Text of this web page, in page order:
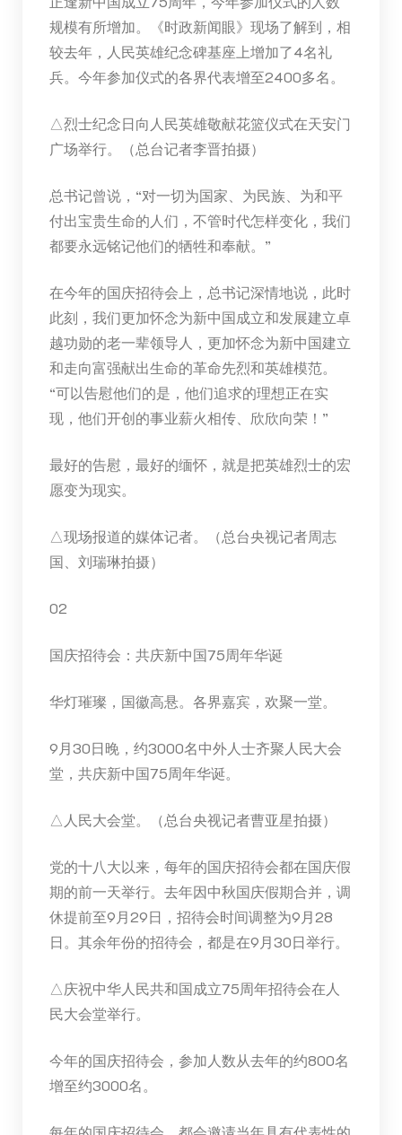
规模有所增加。《时政新闻眼》现场了解到，相
较去年，人民英雄纪念碑基座上增加了4名礼
兵。今年参加仪式的各界代表增至2400多名。
△烈士纪念日向人民英雄敬献花篮仪式在天安门
广场举行。（总台记者李晋拍摄）
总书记曾说，“对一切为国家、为民族、为和平
付出宝贵生命的人们，不管时代怎样变化，我们
都要永远铭记他们的牺牲和奉献。”
在今年的国庆招待会上，总书记深情地说，此时
此刻，我们更加怀念为新中国成立和发展建立卓
越功勋的老一辈领导人，更加怀念为新中国建立
和走向富强献出生命的革命先烈和英雄模范。
“可以告慰他们的是，他们追求的理想正在实
现，他们开创的事业薪火相传、欣欣向荣！”
最好的告慰，最好的缅怀，就是把英雄烈士的宏
愿变为现实。
△现场报道的媒体记者。（总台央视记者周志
国、刘瑞琳拍摄）
02
国庆招待会：共庆新中国75周年华诞
华灯璀璨，国徽高悬。各界嘉宾，欢聚一堂。
9月30日晚，约3000名中外人士齐聚人民大会
堂，共庆新中国75周年华诞。
△人民大会堂。（总台央视记者曹亚星拍摄）
党的十八大以来，每年的国庆招待会都在国庆假
期的前一天举行。去年因中秋国庆假期合并，调
休提前至9月29日，招待会时间调整为9月28
日。其余年份的招待会，都是在9月30日举行。
△庆祝中华人民共和国成立75周年招待会在人
民大会堂举行。
今年的国庆招待会，参加人数从去年的约800名
增至约3000名。